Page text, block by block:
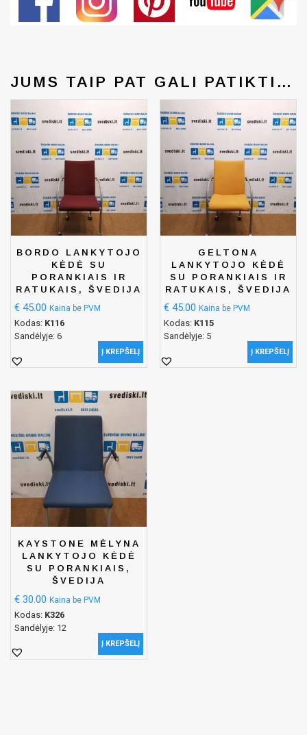
JUMS TAIP PAT GALI PATIKTI…
BORDO LANKYTOJO
KĖDĖ SU
PORANKIAIS IR
RATUKAIS, ŠVEDIJA
€ 45.00 Kaina be PVM
Kodas: K116
Sandėlyje: 6
Į KREPŠELĮ
GELTONA
LANKYTOJO KĖDĖ
SU PORANKIAIS IR
RATUKAIS, ŠVEDIJA
€ 45.00 Kaina be PVM
Kodas: K115
Sandėlyje: 5
Į KREPŠELĮ
KAYSTONE MĖLYNA
LANKYTOJO KĖDĖ
SU PORANKIAIS,
ŠVEDIJA
€ 30.00 Kaina be PVM
Kodas: K326
Sandėlyje: 12
Į KREPŠELĮ